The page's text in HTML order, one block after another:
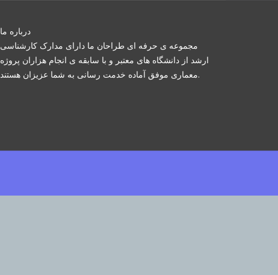
درباره ما
مجموعه ی حرفه ای طراحان ما دارای مدارک کارشناسی
ارشد از دانشگاه های معتبر و با سابقه ی انجام هزاران پروژه
معماری موفق آماده خدمت رسانی به شما عزیزان هستند.